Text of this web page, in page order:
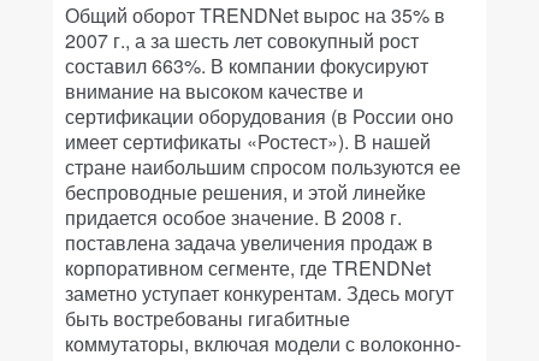
Общий оборот TRENDNet вырос на 35% в
2007 г., а за шесть лет совокупный рост
составил 663%. В компании фокусируют
внимание на высоком качестве и
сертификации оборудования (в России оно
имеет сертификаты «Ростест»). В нашей
стране наибольшим спросом пользуются ее
беспроводные решения, и этой линейке
придается особое значение. В 2008 г.
поставлена задача увеличения продаж в
корпоративном сегменте, где TRENDNet
заметно уступает конкурентам. Здесь могут
быть востребованы гигабитные
коммутаторы, включая модели с волоконно-